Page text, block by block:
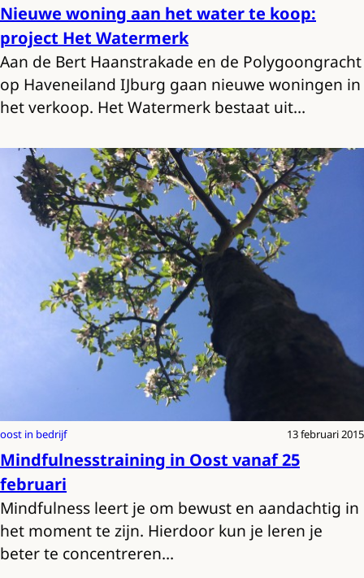
Nieuwe woning aan het water te koop:
project Het Watermerk
Aan de Bert Haanstrakade en de Polygoongracht
op Haveneiland IJburg gaan nieuwe woningen in
het verkoop. Het Watermerk bestaat uit…
oost in bedrijf 13 februari 2015
Mindfulnesstraining in Oost vanaf 25
februari
Mindfulness leert je om bewust en aandachtig in
het moment te zijn. Hierdoor kun je leren je
beter te concentreren…